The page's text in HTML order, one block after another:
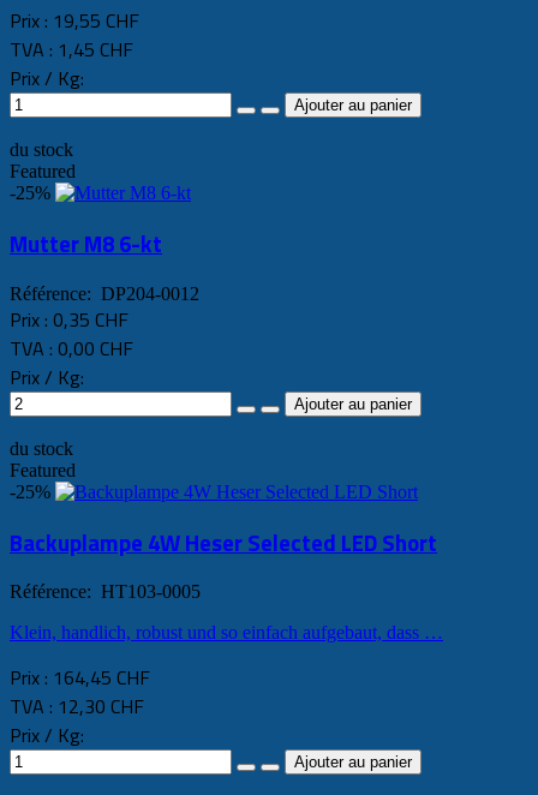
Prix : 19,55 CHF
TVA : 1,45 CHF
Prix / Kg:
du stock
Featured
-25%
Mutter M8 6-kt
Référence: DP204-0012
Prix : 0,35 CHF
TVA : 0,00 CHF
Prix / Kg:
du stock
Featured
-25%
Backuplampe 4W Heser Selected LED Short
Référence: HT103-0005
Klein, handlich, robust und so einfach aufgebaut, dass …
Prix : 164,45 CHF
TVA : 12,30 CHF
Prix / Kg: